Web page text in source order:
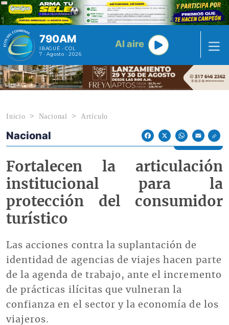
Pasar al contenido principal
790AM
IBAGUÉ - COL
7 · Agosto · 2026
Al aire
Inicio Nacional Artículo
Econoticias y Eventos
Nacional
FacebookX WhatsAppEmail
Fortalecen la articulación
institucional para la
protección del consumidor
turístico
Las acciones contra la suplantación de
identidad de agencias de viajes hacen parte
de la agenda de trabajo, ante el incremento
de prácticas ilícitas que vulneran la
confianza en el sector y la economía de los
viajeros.